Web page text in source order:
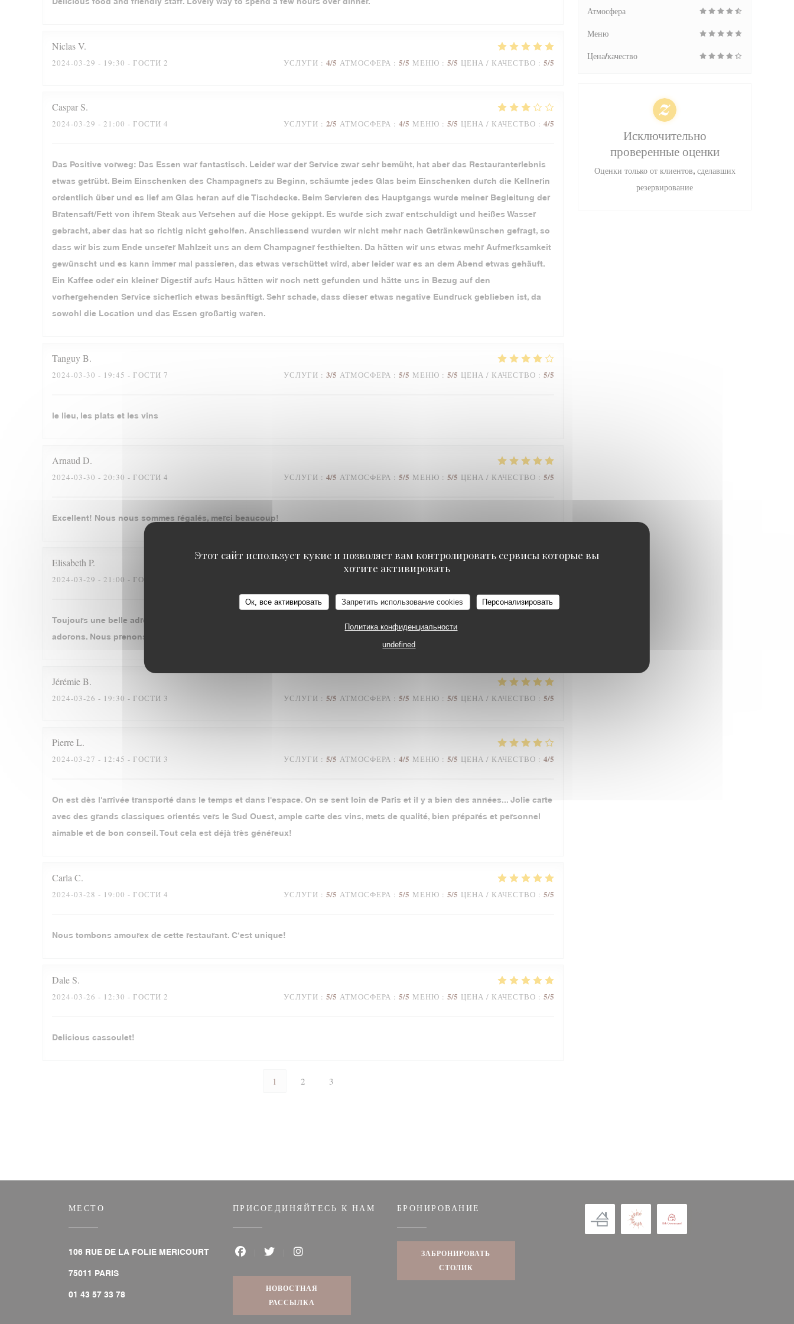
Этот сайт использует кукис и позволяет вам контролировать сервисы которые вы
хотите активировать
Ок, все активировать Запретить использование cookies Персонализировать
Политика конфиденциальности
undefined
NiclasV
2024-03-29 - 19:30 - ГОСТИ 2 УСЛУГИ : 4/5 АТМОСФЕРА : 5/5 МЕНЮ : 5/5 ЦЕНА / КАЧЕСТВО : 5/5
Caspar S
2024-03-29 - 21:00 - ГОСТИ 4 УСЛУГИ : 2/5 АТМОСФЕРА : 4/5 МЕНЮ : 5/5 ЦЕНА / КАЧЕСТВО : 4/5
Das Positive vorweg: Das Essen war fantastisch. Leider war der Service zwar sehr bemüht, hat aber das Restauranterlebnis
etwas getrübt. Beim Einschenken des Champagners zu Beginn, schäumte jedes Glas beim Einschenken durch die Kellnerin
ordentlich über und es lief am Glas heran auf die Tischdecke. Beim Servieren des Hauptgangs wurde meiner Begleitung der
Bratensaft/Fett von ihrem Steak aus Versehen auf die Hose gekippt. Es wurde sich zwar entschuldigt und heißes Wasser
gebracht, aber das hat so richtig nicht geholfen. Anschliessend wurden wir nicht mehr nach Getränkewünschen gefragt, so
dass wir bis zum Ende unserer Mahlzeit uns an dem Champagner festhielten. Da hätten wir uns etwas mehr Aufmerksamkeit
gewünscht und es kann immer mal passieren, das etwas verschüttet wird, aber leider war es an dem Abend etwas gehäuft.
Ein Kaffee oder ein kleiner Digestif aufs Haus hätten wir noch nett gefunden und hätte uns in Bezug auf den
vorhergehenden Service sicherlich etwas besänftigt. Sehr schade, dass dieser etwas negative Eundruck geblieben ist, da
sowohl die Location und das Essen großartig waren.
TanguyB
2024-03-30 - 19:45 - ГОСТИ 7 УСЛУГИ : 3/5 АТМОСФЕРА : 5/5 МЕНЮ : 5/5 ЦЕНА / КАЧЕСТВО : 5/5
le lieu, les plats et les vins
Arnaud D
2024-03-30 - 20:30 - ГОСТИ 4 УСЛУГИ : 4/5 АТМОСФЕРА : 5/5 МЕНЮ : 5/5 ЦЕНА / КАЧЕСТВО : 5/5
Excellent! Nous nous sommes régalés, merci beaucoup!
Elisabeth P
2024-03-29 - 21:00 - ГОСТИ 2
Toujours une belle adresse, où le plaisir de revenir est comblé. Le cadre est chaleureux et d’un autre temps que nous
adorons. Nous prenons à chaque fois le cassoulet. Service agréable et de bon ton. Merci à toute l’équipe
JérémieB
2024-03-26 - 19:30 - ГОСТИ 3 УСЛУГИ : 5/5 АТМОСФЕРА : 5/5 МЕНЮ : 5/5 ЦЕНА / КАЧЕСТВО : 5/5
PierreL
2024-03-27 - 12:45 - ГОСТИ 3 УСЛУГИ : 5/5 АТМОСФЕРА : 4/5 МЕНЮ : 5/5 ЦЕНА / КАЧЕСТВО : 4/5
On est dès l'arrivée transporté dans le temps et dans l'espace. On se sent loin de Paris et il y a bien des années... Jolie carte
avec des grands classiques orientés vers le Sud Ouest, ample carte des vins, mets de qualité, bien préparés et personnel
aimable et de bon conseil. Tout cela est déjà très généreux!
Carla C
2024-03-28 - 19:00 - ГОСТИ 4 УСЛУГИ : 5/5 АТМОСФЕРА : 5/5 МЕНЮ : 5/5 ЦЕНА / КАЧЕСТВО : 5/5
Nous tombons amourex de cette restaurant. C‘est unique!
Dale S
2024-03-26 - 12:30 - ГОСТИ 2 УСЛУГИ : 5/5 АТМОСФЕРА : 5/5 МЕНЮ : 5/5 ЦЕНА / КАЧЕСТВО : 5/5
Delicious cassoulet!
1 2 3
Атмосфера
Меню
Цена/качество
Исключительно
проверенные оценки
Оценки только от клиентов, сделавших
резервирование
МЕСТО
106 RUE DE LA FOLIE MERICOURT
75011 PARIS((открывается в новом окне))
01 43 57 33 78
ПРИСОЕДИНЯЙТЕСЬ К НАМ
НОВОСТНАЯ
РАССЫЛКА
БРОНИРОВАНИЕ
ЗАБРОНИРОВАТЬ
СТОЛИК